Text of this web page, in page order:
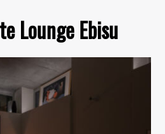
Lounge Ebisu